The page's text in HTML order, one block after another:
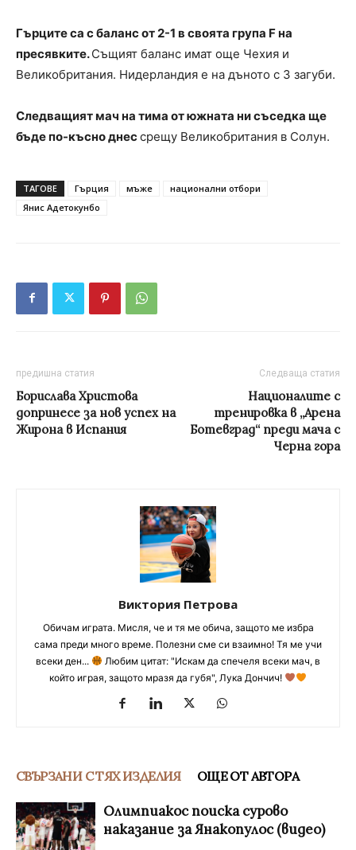
Гърците са с баланс от 2-1 в своята група F на
пресявките.Същият баланс имат още Чехия и
Великобритания. Нидерландия е на дъното с 3 загуби.
Следващият мач на тима от южната ни съседка ще
бъде по-късно днессрещу Великобритания в Солун.
ТАГОВЕ Гърция мъже
национални отбори
Янис Адетокунбо
предишна статия
Борислава Христова
допринесе за нов успех на
Жирона в Испания
Следваща статия
Националите с
тренировка в „Арена
Ботевград“ преди мача с
Черна гора
Виктория Петрова
Обичам играта. Мисля, че и тя ме обича, защото ме избра
сама преди много време. Полезни сме си взаимно! Тя ме учи
всеки ден...
Любим цитат: "Искам да спечеля всеки мач, в
който играя, защото мразя да губя", Лука Дончич!
СВЪРЗАНИ С ТЯХ ИЗДЕЛИЯ ОЩЕ ОТ АВТОРА
Олимпиакос поиска сурово
наказание за Янакопулос (видео)